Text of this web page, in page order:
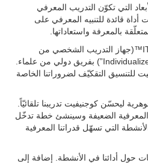
التي تكوّن التدريب المعرفي
قائدة للتنبيه المعرفي على
بالمعرفة واستعاداتها.
تمّ تطوّر التكنولوجيا المسجّلة ITS™(جهاز التدريب الشخصي من
الإنجليزية “Individualized Training System”) بفريق دولي من علماء.
للتنسيق التقكيّف لضروراتنا الخاصة
ليحسّن كوجنيفيت تدريبنا تلقائيّاً.
المعرفية الضعيفة وسينشئ خطة تدخّل
التي تسهّل قدراتنا المعرفية
حول أدائنا في الأنشطة. إضافة إلى